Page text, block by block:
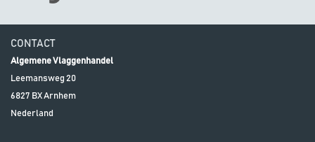
CONTACT
Algemene Vlaggenhandel
Leemansweg 20
6827 BXArnhem
Nederland